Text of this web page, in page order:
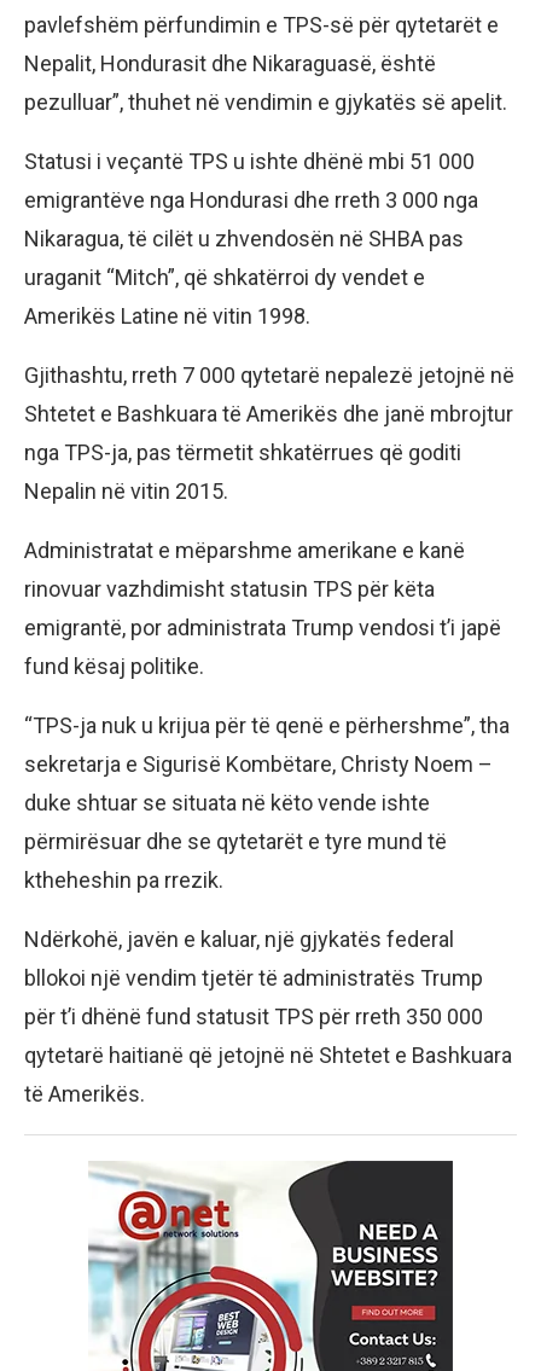
pavlefshëm përfundimin e TPS-së për qytetarët e
Nepalit, Hondurasit dhe Nikaraguasë, është
pezulluar”, thuhet në vendimin e gjykatës së apelit.
Statusi i veçantë TPS u ishte dhënë mbi 51 000
emigrantëve nga Hondurasi dhe rreth 3 000 nga
Nikaragua, të cilët u zhvendosën në SHBA pas
uraganit “Mitch”, që shkatërroi dy vendet e
Amerikës Latine në vitin 1998.
Gjithashtu, rreth 7 000 qytetarë nepalezë jetojnë në
Shtetet e Bashkuara të Amerikës dhe janë mbrojtur
nga TPS-ja, pas tërmetit shkatërrues që goditi
Nepalin në vitin 2015.
Administratat e mëparshme amerikane e kanë
rinovuar vazhdimisht statusin TPS për këta
emigrantë, por administrata Trump vendosi t’i japë
fund kësaj politike.
“TPS-ja nuk u krijua për të qenë e përhershme”, tha
sekretarja e Sigurisë Kombëtare, Christy Noem –
duke shtuar se situata në këto vende ishte
përmirësuar dhe se qytetarët e tyre mund të
ktheheshin pa rrezik.
Ndërkohë, javën e kaluar, një gjykatës federal
bllokoi një vendim tjetër të administratës Trump
për t’i dhënë fund statusit TPS për rreth 350 000
qytetarë haitianë që jetojnë në Shtetet e Bashkuara
të Amerikës.